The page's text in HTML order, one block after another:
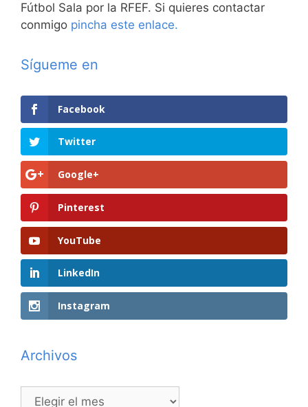
Fútbol Sala por la RFEF. Si quieres contactar
conmigo pincha este enlace.
Sígueme en
Facebook
Twitter
Google+
Pinterest
YouTube
LinkedIn
Instagram
Archivos
Archivos